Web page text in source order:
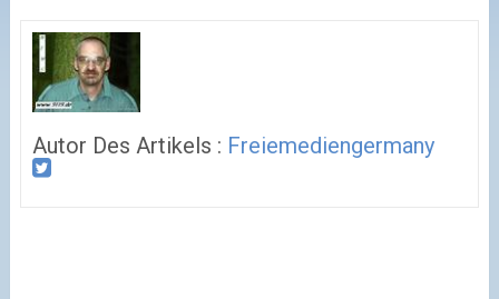
Autor Des Artikels : Freiemediengermany